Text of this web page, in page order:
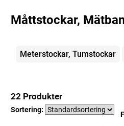
Måttstockar,
Kategorier
Meterstockar, Tumstockar
22 Produkter
Sortering: